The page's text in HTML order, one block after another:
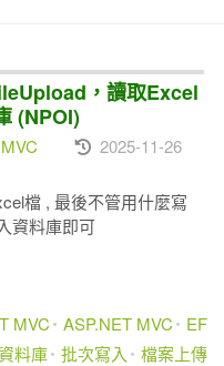
，讀取Excel
(NPOI)
2025-11-26
檔 , 最後不管用什麼寫
資料庫即可
MVC ASP.NET MVC
EF
料庫 批次寫入 檔案上傳